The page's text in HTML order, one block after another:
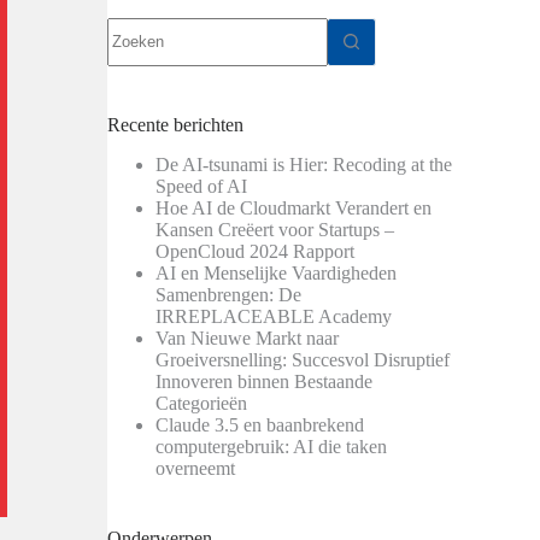
resultaten
Recente berichten
De AI-tsunami is Hier: Recoding at the
Speed of AI
Hoe AI de Cloudmarkt Verandert en
Kansen Creëert voor Startups –
OpenCloud 2024 Rapport
AI en Menselijke Vaardigheden
Samenbrengen: De
IRREPLACEABLE Academy
Van Nieuwe Markt naar
Groeiversnelling: Succesvol Disruptief
Innoveren binnen Bestaande
Categorieën
Claude 3.5 en baanbrekend
computergebruik: AI die taken
overneemt